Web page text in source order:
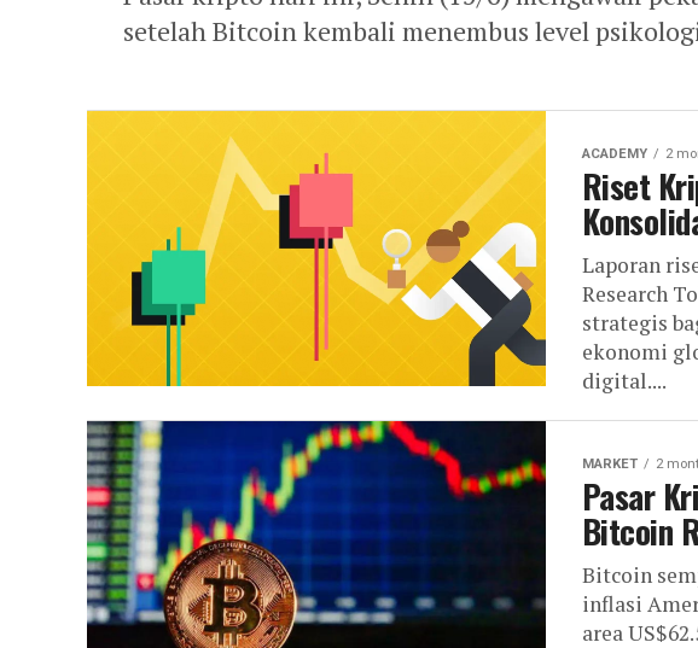
setelah Bitcoin kembali menembus level
ACADEMY 2
Riset
Laporan
Research
strategis
ekonomi
digital....
MARKET 2
Pasar
Bitcoin
Bitcoin
inflasi
area